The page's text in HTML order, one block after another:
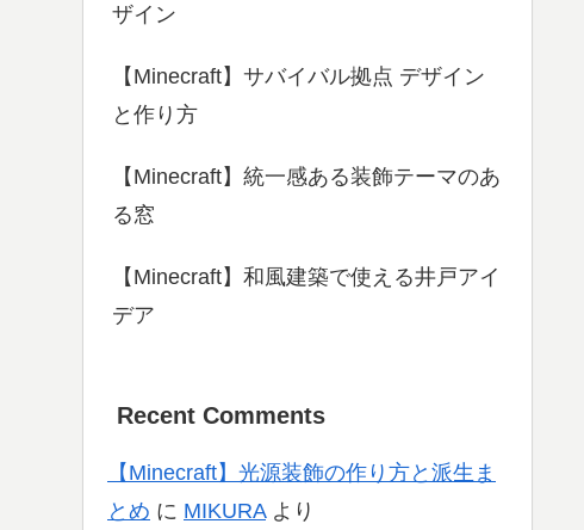
ザイン
【Minecraft】サバイバル拠点 デザイン
と作り方
【Minecraft】統一感ある装飾テーマのあ
る窓
【Minecraft】和風建築で使える井戸アイ
デア
Recent Comments
【Minecraft】光源装飾の作り方と派生ま
とめ に MIKURAより